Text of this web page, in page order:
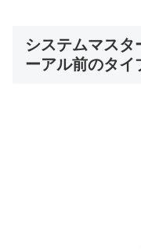
システムマス
ーアル前のタ